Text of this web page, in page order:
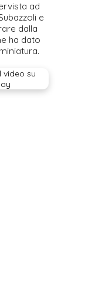
ad
e
dalla
ha dato